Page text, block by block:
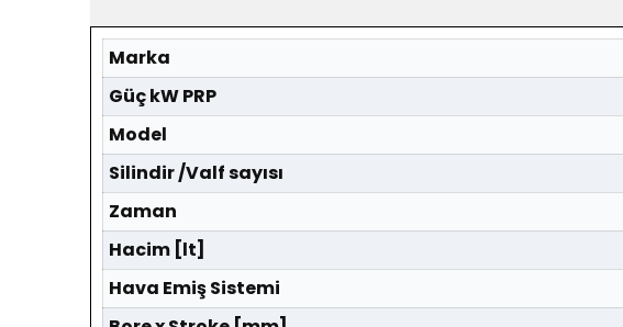
Marka
Güç kW PRP
Model
Silindir /Valf sayısı
Zaman
Hacim [lt]
Hava Emiş Sistemi